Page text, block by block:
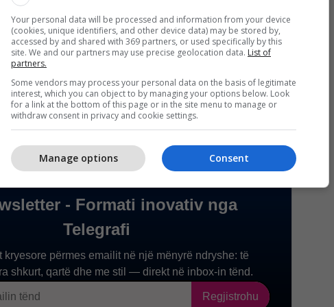
protestës, jini të vëmendshëm ndaj mjedisit
lokale për përditësime, te keni një plan
alternative largimi dhe të ruajnë një profil të
në publik”, njofton ambasada.
Your personal data will be processed and information from your device
(cookies, unique identifiers, and other device data) may be stored by,
accessed by and shared with 369 partners, or used specifically by this
site. We and our partners may use precise geolocation data. List of
partners.
Some vendors may process your personal data on the basis of legitimate
interest, which you can object to by managing your options below. Look
for a link at the bottom of this page or in the site menu to manage or
withdraw consent in privacy and cookie settings.
Consent
Manage options